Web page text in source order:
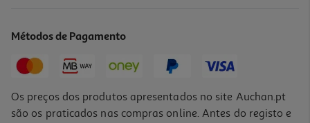
Métodos de Pagamento
Os preços dos produtos apresentados no site Auchan.pt
são os praticados nas compras online. Antes do registo e